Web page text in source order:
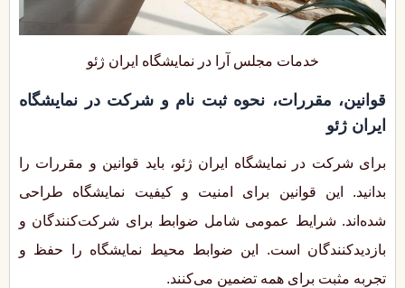
خدمات مجلس آرا در نمایشگاه ایران ژئو
قوانین، مقررات، نحوه ثبت نام و شرکت در نمایشگاه
ایران ژئو
برای شرکت در نمایشگاه ایران ژئو، باید قوانین و مقررات را
بدانید. این قوانین برای امنیت و کیفیت نمایشگاه طراحی
شده‌اند. شرایط عمومی شامل ضوابط برای شرکت‌کنندگان و
بازدیدکنندگان است. این ضوابط محیط نمایشگاه را حفظ و
تجربه مثبت برای همه تضمین می‌کنند.